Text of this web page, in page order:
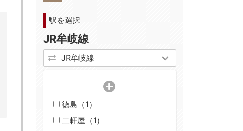
駅を選択
JR牟岐線
徳島（1）
二軒屋（1）